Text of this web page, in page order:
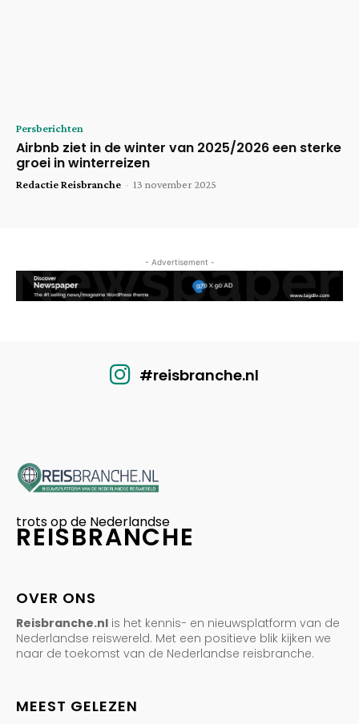
Persberichten
Airbnb ziet in de winter van 2025/2026 een sterke
groei in winterreizen
Redactie Reisbranche - 13 november 2025
- Advertisement -
#reisbranche.nl
trots op de Nederlandse
REISBRANCHE
OVER ONS
Reisbranche.nl is het kennis- en nieuwsplatform van de
Nederlandse reiswereld. Met een positieve blik kijken we
naar de toekomst van de Nederlandse reisbranche.
MEEST GELEZEN